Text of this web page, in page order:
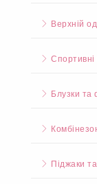
Верхній
Блузки та
Піджаки